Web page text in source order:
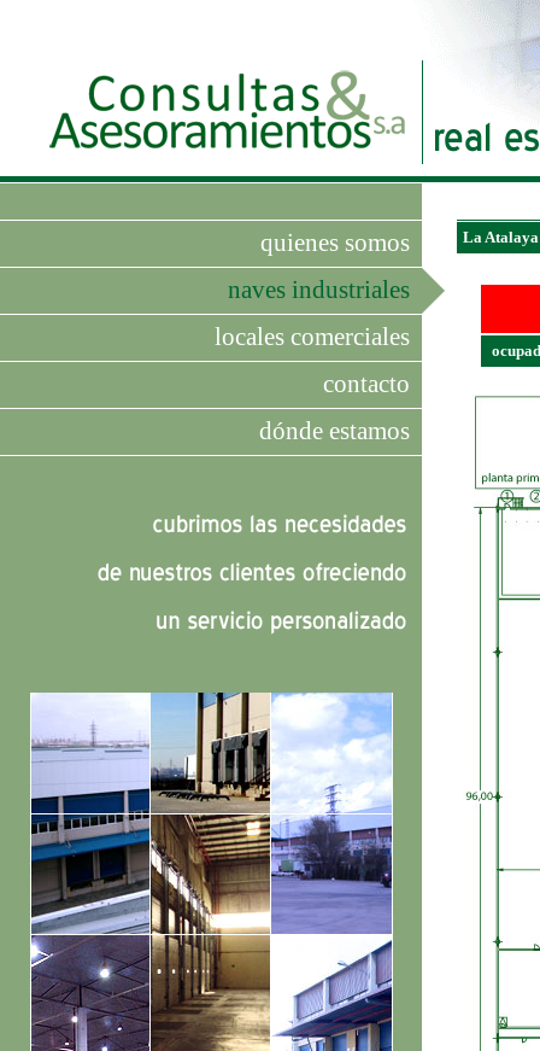
quienes somos
naves industriales
locales comerciales
contacto
dónde estamos
La